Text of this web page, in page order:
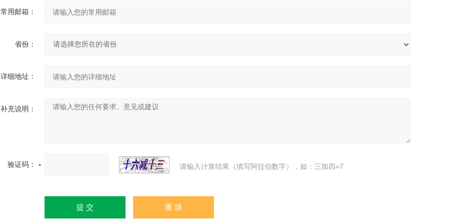
常用邮箱：
省份：
详细地址：
补充说明：
验证码： 请输入计算结果（填写阿拉伯数字），如：三加四=7